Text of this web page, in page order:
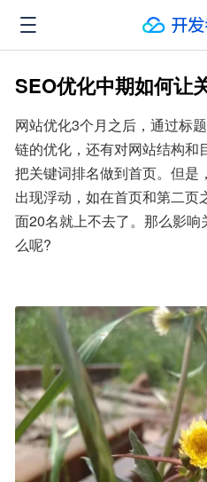
SEO优化中期如何让
网站优化3个月之后，通过标
链的优化，还有对网站结构和
把关键词排名做到首页。但是
出现浮动，如在首页和第二页
面20名就上不去了。那么影
么呢?